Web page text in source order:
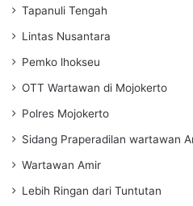
Tapanuli Tengah
Lintas Nusantara
Pemko lhokseu
OTT Wartawan di Mojokerto
Polres Mojokerto
Sidang Praperadilan wartawan
Wartawan Amir
Lebih Ringan dari Tuntutan